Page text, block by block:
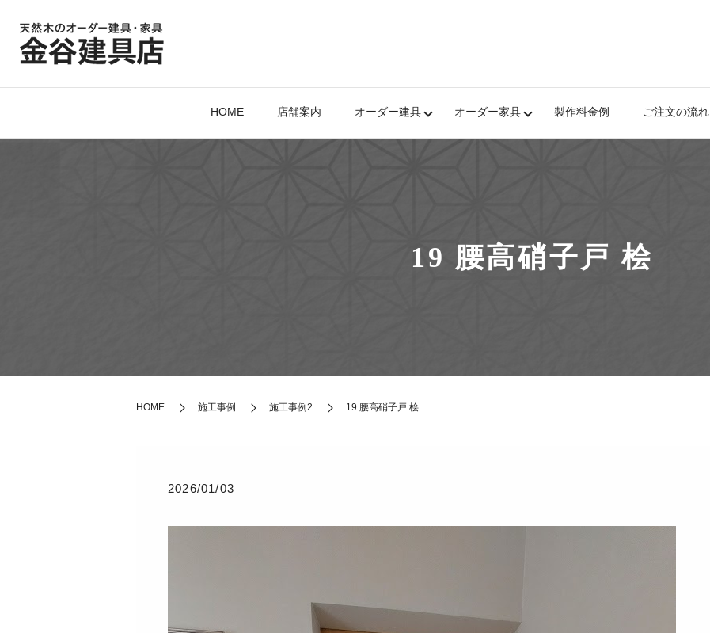
HOME 店舗案内 オーダー建具 オーダー家具 製作料金例 ご注文の流れ
19 腰高硝子戸 桧
HOME 施工事例 施工事例2 19 腰高硝子戸 桧
2026/01/03